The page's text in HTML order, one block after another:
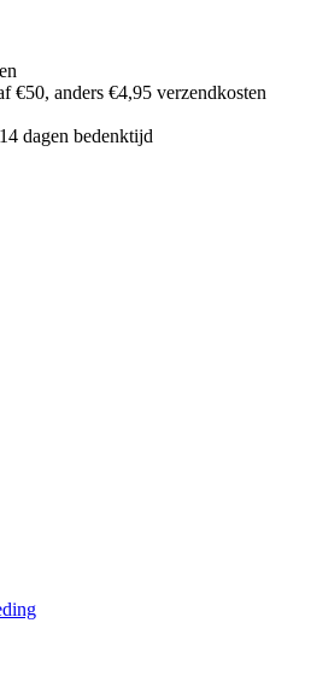
€50, anders €4,95 verzendkosten
dagen bedenktijd